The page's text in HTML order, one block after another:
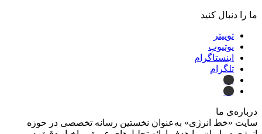
ما را دنبال کنید
توییتر
یوتیوب
اینستاگرام
تلگرام
ایتا
بله
درباره‌ی ما
سایت «خط انرژی» به‌عنوان نخستین رسانه تخصصی در حوزه